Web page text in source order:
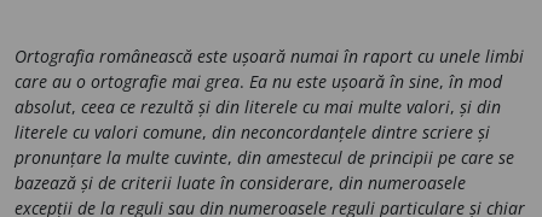
Ortografia românească este ușoară numai în raport cu unele limbi
care au o ortografie mai grea. Ea nu este ușoară în sine, în mod
absolut, ceea ce rezultă și din literele cu mai multe valori, și din
literele cu valori comune, din neconcordanțele dintre scriere și
pronunțare la multe cuvinte, din amestecul de principii pe care se
bazează și de criterii luate în considerare, din numeroasele
excepții de la reguli sau din numeroasele reguli particulare și chiar